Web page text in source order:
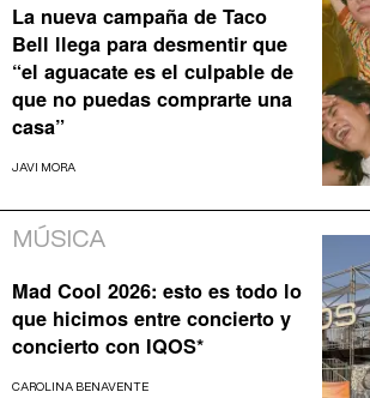
La nueva campaña de Taco
Bell llega para desmentir que
“el aguacate es el culpable de
que no puedas comprarte una
casa”
JAVI MORA
MÚSICA
Mad Cool 2026: esto es todo lo
que hicimos entre concierto y
concierto con IQOS*
CAROLINA BENAVENTE